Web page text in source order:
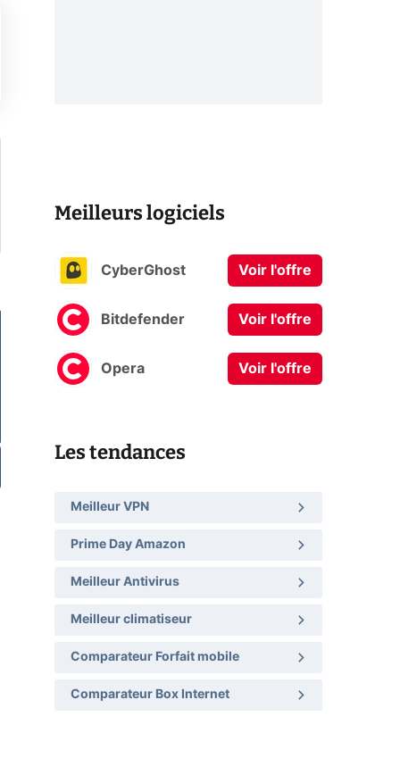
Meilleurs logiciels
CyberGhost Voir l'offre
Bitdefender Voir l'offre
Opera Voir l'offre
Les tendances
Meilleur VPN
Prime Day Amazon
Meilleur Antivirus
Meilleur climatiseur
Comparateur Forfait mobile
Comparateur Box Internet